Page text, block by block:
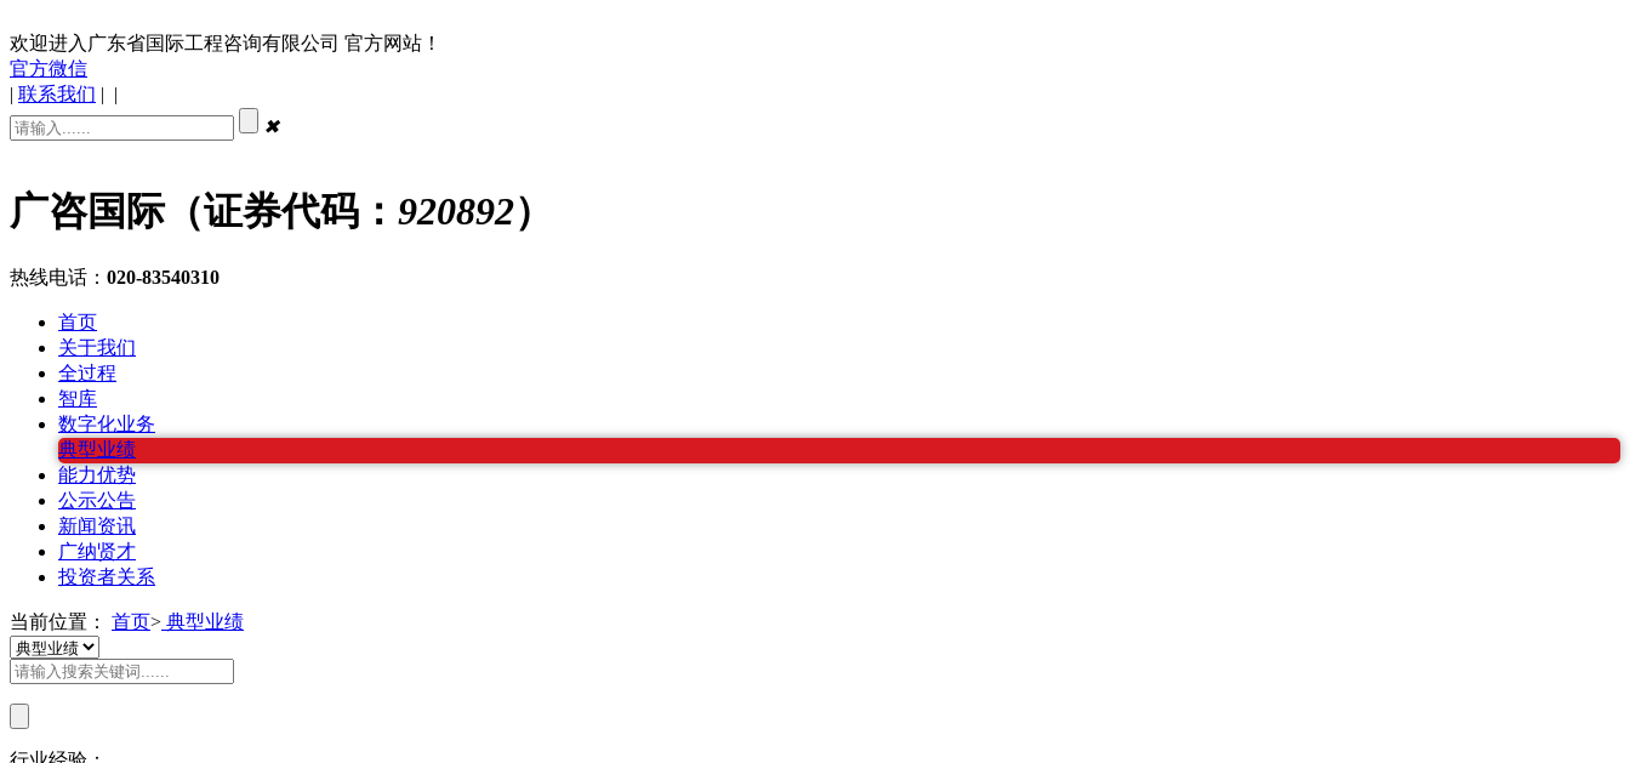
欢迎进入广东省国际工程咨询有限公司 官方网站！
官方微信
| 联系我们 | |
✖
广咨国际（证券代码： 920892）
热线电话： 020-83540310
首页
关于我们
全过程
智库
数字化业务
典型业绩
能力优势
公示公告
新闻资讯
广纳贤才
投资者关系
当前位置： 首页> 典型业绩